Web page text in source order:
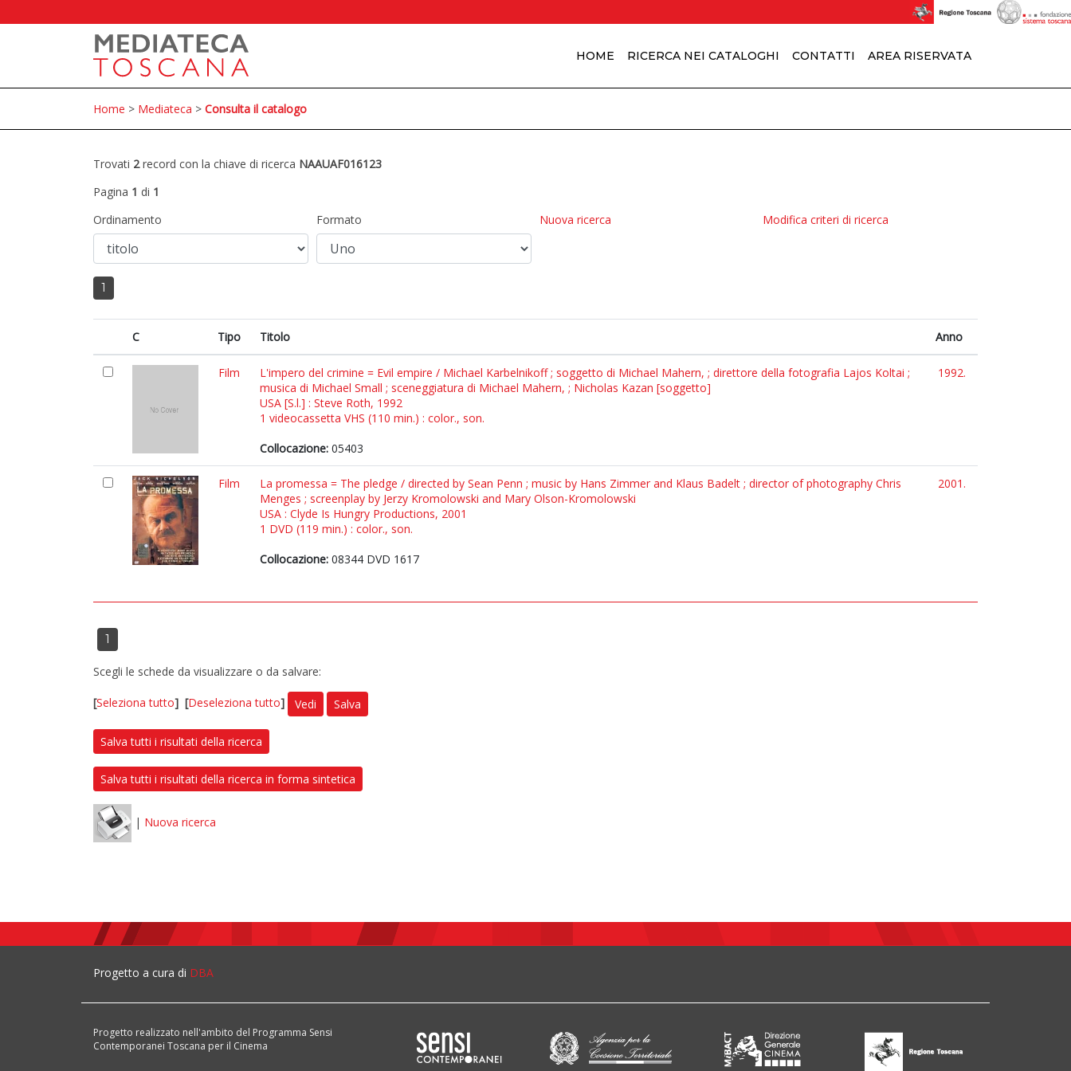
HOME RICERCA NEI CATALOGHI CONTATTI AREA RISERVATA
Home > Mediateca > Consulta il catalogo
Trovati 2record con la chiave di ricerca NAAUAF016123
Pagina 1 di 1
Ordinamento
Formato Nuova ricerca Modifica criteri di ricerca
1
C Tipo Titolo Anno
Film
L'impero del crimine = Evil empire / Michael Karbelnikoff ; soggetto di Michael Mahern, ; direttore della fotografia Lajos Koltai ;
musica di Michael Small ; sceneggiatura di Michael Mahern, ; Nicholas Kazan [soggetto]
USA [S.l.] : Steve Roth, 1992
1 videocassetta VHS (110 min.) : color., son.
Collocazione: 05403
1992.
Film
La promessa = The pledge / directed by Sean Penn ; music by Hans Zimmer and Klaus Badelt ; director of photography Chris
Menges ; screenplay by Jerzy Kromolowski and Mary Olson-Kromolowski
USA : Clyde Is Hungry Productions, 2001
1 DVD (119 min.) : color., son.
Collocazione: 08344 DVD 1617
2001.
1
Scegli le schede da visualizzare o da salvare:
[Seleziona tutto] [Deseleziona tutto] Vedi Salva
Salva tutti i risultati della ricerca
Salva tutti i risultati della ricerca in forma sintetica
| Nuova ricerca
Progetto a cura di DBA
Progetto realizzato nell'ambito del Programma Sensi
Contemporanei Toscana per il Cinema